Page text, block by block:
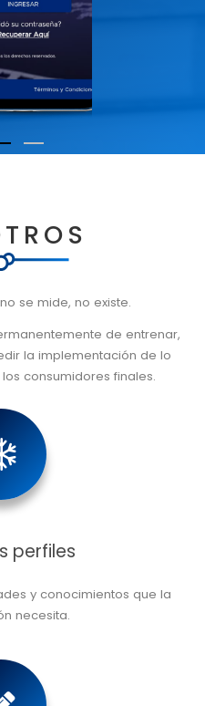
se mide, no existe.
de entrenar,
la implementación de lo
consumidores finales.
perfiles
y conocimientos que la
necesita.